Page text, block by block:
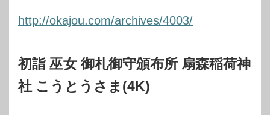
http://okajou.com/archives/4003/
初詣 巫女 御札御守頒布所 扇森稲荷神
社 こうとうさま(4K)